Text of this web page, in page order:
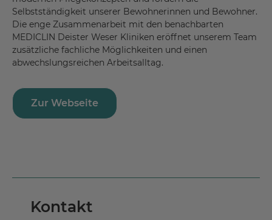
Selbstständigkeit unserer Bewohnerinnen und Bewohner.
Die enge Zusammenarbeit mit den benachbarten
MEDICLIN Deister Weser Kliniken eröffnet unserem Team
zusätzliche fachliche Möglichkeiten und einen
abwechslungsreichen Arbeitsalltag.
Zur Webseite
Kontakt